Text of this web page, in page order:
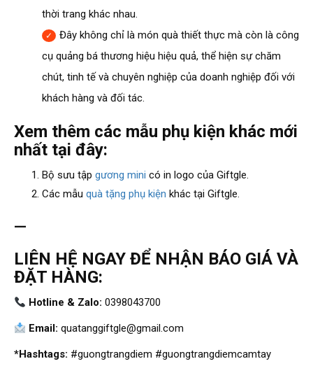
thời trang khác nhau.
Đây không chỉ là món quà thiết thực mà còn là công
cụ quảng bá thương hiệu hiệu quả, thể hiện sự chăm
chút, tinh tế và chuyên nghiệp của doanh nghiệp đối với
khách hàng và đối tác.
Xem thêm các mẫu phụ kiện khác mới
nhất tại đây:
Bộ sưu tập gương mini có in logo của Giftgle.
Các mẫu quà tặng phụ kiện khác tại Giftgle.
—
LIÊN HỆ NGAY ĐỂ NHẬN BÁO GIÁ VÀ
ĐẶT HÀNG:
Hotline & Zalo: 0398043700
Email: quatanggiftgle@gmail.com
*Hashtags: #guongtrangdiem #guongtrangdiemcamtay